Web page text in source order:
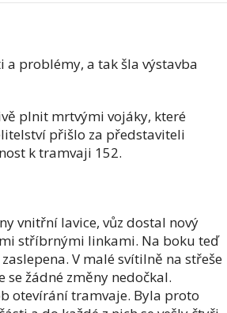
a problémy, a tak šla výstavba
plnit mrtvými vojáky, které
přišlo za představiteli
k tramvaji 152.
vnitřní lavice, vůz dostal nový
stříbrnými linkami. Na boku teď
V malé svítilně na střeše
žádné změny nedočkal.
otevírání tramvaje. Byla proto